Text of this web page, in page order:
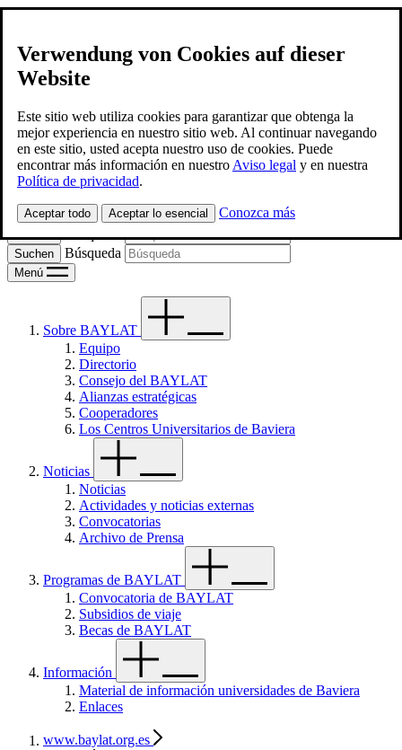
Verwendung von Cookies auf dieser
Website
Este sitio web utiliza cookies para garantizar que obtenga la
mejor experiencia en nuestro sitio web. Al continuar navegando
en este sitio, usted acepta nuestro uso de cookies. Puede
encontrar más información en nuestro Aviso legal y en nuestra
Política de privacidad.
Aceptar todo Aceptar lo esencial Conozca más
Contacto
Spanish
Deutsch
Búsqueda
Búsqueda
Menú
Sobre BAYLAT
Equipo
Directorio
Consejo del BAYLAT
Alianzas estratégicas
Cooperadores
Los Centros Universitarios de Baviera
Noticias
Noticias
Actividades y noticias externas
Convocatorias
Archivo de Prensa
Programas de BAYLAT
Convocatoria de BAYLAT
Subsidios de viaje
Becas de BAYLAT
Información
Material de información universidades de Baviera
Enlaces
www.baylat.org.es